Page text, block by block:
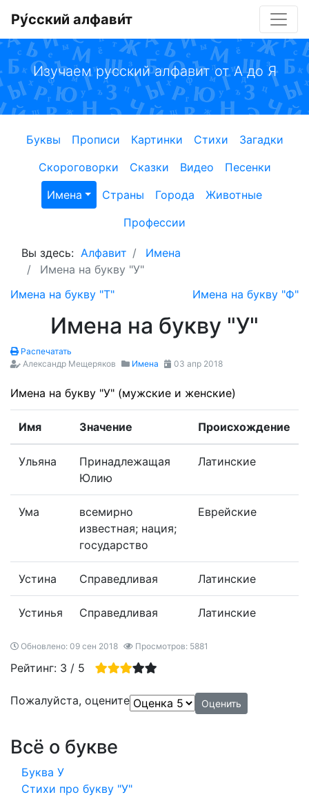
Ру́сский алфави́т
Изучаем русский алфавит от А до Я
Буквы Прописи Картинки Стихи
Загадки
Скороговорки
Сказки Видео
Песенки
Имена
Страны Города
Животные
Профессии
Вы здесь: Алфавит
Имена
Имена на букву "У"
Имена на букву "Т"
Имена на букву "Ф"
Имена на букву "У"
Распечатать
Александр Мещеряков
Имена 03 апр 2018
Имена на букву "У" (мужские и женские)
Имя Значение Происхождение
Ульяна
Принадлежащая
Юлию
Латинские
Ума
всемирно
известная; нация;
государство
Еврейские
Устина Справедливая Латинские
Устинья Справедливая Латинские
Обновлено: 09 сен 2018 Просмотров: 5881
Рейтинг: 3 / 5
Пожалуйста, оцените
Всё о букве
Буква У
Стихи про букву "У"